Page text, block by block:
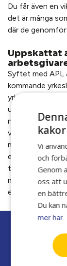
Du får även en
det är många
där de
Uppskattat
Syftet med APL
kommande
yrkeskunskaper
upp sig, knyta
närmare
vägen ut till nytt
många gånger
eleverna och de
talanger. APL är
många som 8 av
efter
kakor
Vi
och
Genom
oss att
en
Du kan
mer här.